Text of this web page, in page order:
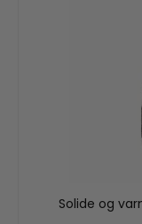
Solide og